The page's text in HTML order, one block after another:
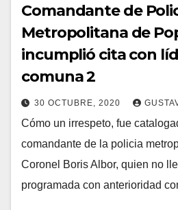
Comandante de
Metropolitana de
incumplió cita con
comuna 2
30 OCTUBRE, 2020
Cómo un irrespeto, fue
comandante de la policia
Coronel Boris Albor, quien no
programada con anterioridad